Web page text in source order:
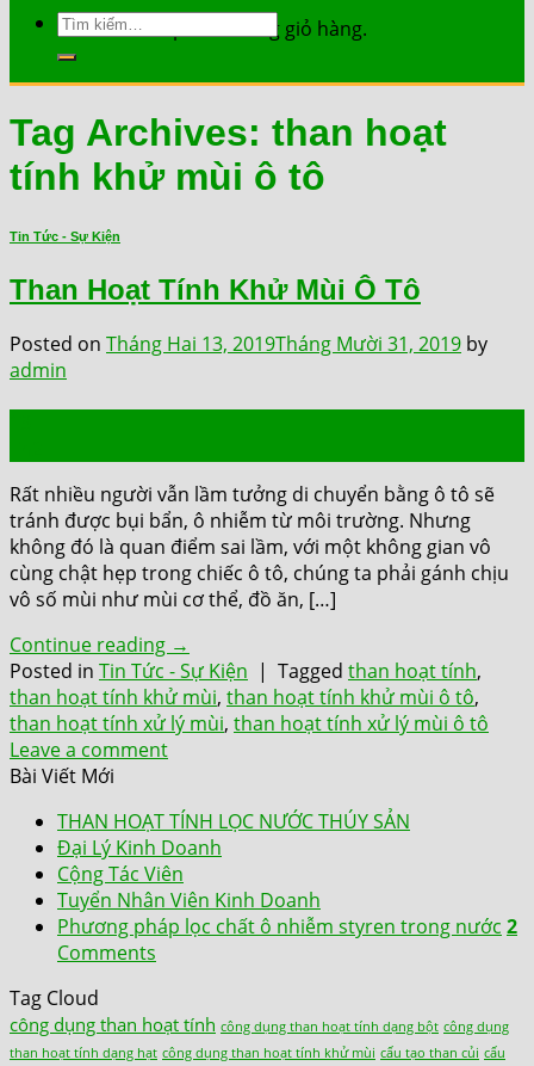
Chưa có sản phẩm trong giỏ hàng.
Tìm
kiếm:
Tag Archives: than hoạt
tính khử mùi ô tô
Tin Tức - Sự Kiện
Than Hoạt Tính Khử Mùi Ô Tô
Posted on Tháng Hai 13, 2019Tháng Mười 31, 2019 by
admin
Rất nhiều người vẫn lầm tưởng di chuyển bằng ô tô sẽ
tránh được bụi bẩn, ô nhiễm từ môi trường. Nhưng
không đó là quan điểm sai lầm, với một không gian vô
cùng chật hẹp trong chiếc ô tô, chúng ta phải gánh chịu
vô số mùi như mùi cơ thể, đồ ăn, […]
Continue reading →
Posted in Tin Tức - Sự Kiện | Tagged than hoạt tính,
than hoạt tính khử mùi, than hoạt tính khử mùi ô tô,
than hoạt tính xử lý mùi, than hoạt tính xử lý mùi ô tô
Leave a comment
Bài Viết Mới
THAN HOẠT TÍNH LỌC NƯỚC THÚY SẢN
Đại Lý Kinh Doanh
Cộng Tác Viên
Tuyển Nhân Viên Kinh Doanh
Phương pháp lọc chất ô nhiễm styren trong nước 2
Comments
Tag Cloud
công dụng than hoạt tính công dụng than hoạt tính dạng bột công dụng
than hoạt tính dạng hạt công dụng than hoạt tính khử mùi cấu tạo than củi cấu